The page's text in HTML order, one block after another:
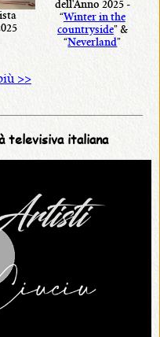
dell'Anno 2025 -
Winter in the
countryside” &
“Neverland
>>
televisiva italiana